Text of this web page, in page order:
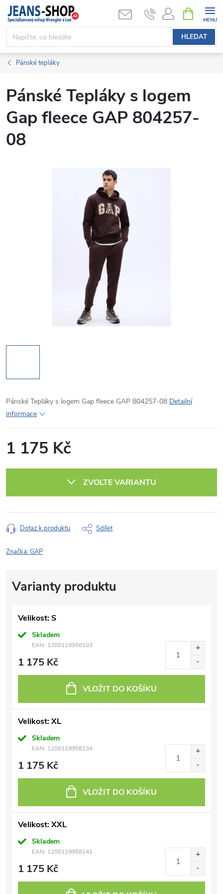
Přejít
obsah
HLEDAT
NÁKUPNÍ
KOŠÍK
Pánské tepláky
Pánské Tepláky s logem
Gap fleece GAP 804257-
08
Pánské Tepláky s logem Gap fleece GAP 804257-08 Detailní
informace
1 175 Kč
ZVOLTE VARIANTU
Dotaz k produktu Sdílet
Značka:GAP
Velikost: S
Skladem
EAN: 1200119958103
1 175 Kč
VLOŽIT DO KOŠÍKU
Velikost: XL
Skladem
EAN: 1200119958134
1 175 Kč
VLOŽIT DO KOŠÍKU
Velikost: XXL
Skladem
EAN: 1200119958141
1 175 Kč